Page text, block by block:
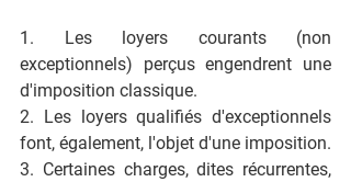
1. Les loyers courants (non
exceptionnels) perçus engendrent une
d'imposition classique.
2. Les loyers qualifiés d'exceptionnels
font, également, l'objet d'une imposition.
3. Certaines charges, dites récurrentes,